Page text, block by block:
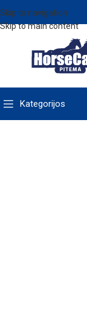
Skip to navigation
Skip to main content
Kategorijos